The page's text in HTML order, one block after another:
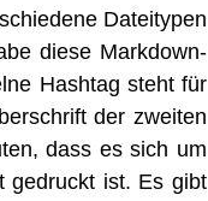
Datei­ty­pen
die­se Mark­down-
Hash­tag steht für
der zwei­ten
dass es sich um
gedruckt ist. Es gibt